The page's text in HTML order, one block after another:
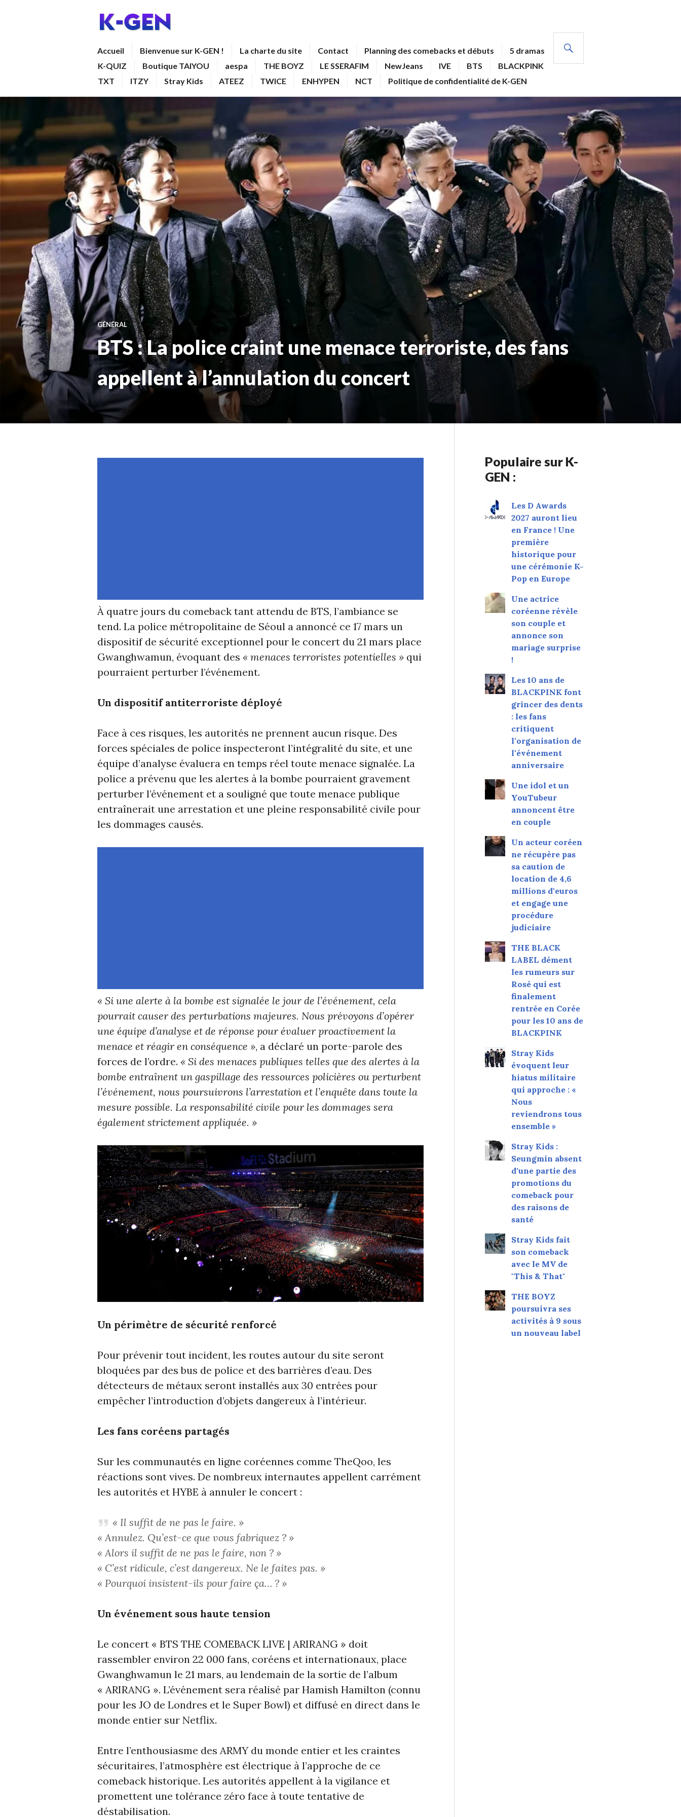
Accueil Bienvenue sur K-GEN ! La charte du site Contact Planning des comebacks et débuts
5 dramas
K-QUIZ
Boutique TAIYOU aespa THE BOYZ LE SSERAFIM NewJeans IVE BTS
BLACKPINK
TXT
ITZY Stray Kids ATEEZ TWICE ENHYPEN NCT Politique de confidentialité de K-GEN
GÉNÉRAL
BTS : La police craint une menace terroriste, des fans
appellent à l’annulation du concert
À quatre jours du comeback tant attendu de BTS, l’ambiance se
tend. La police métropolitaine de Séoul a annoncé ce 17 mars un
dispositif de sécurité exceptionnel pour le concert du 21 mars place
Gwanghwamun, évoquant des « menaces terroristes potentielles » qui
pourraient perturber l’événement.
Un dispositif antiterroriste déployé
Face à ces risques, les autorités ne prennent aucun risque. Des
forces spéciales de police inspecteront l’intégralité du site, et une
équipe d’analyse évaluera en temps réel toute menace signalée. La
police a prévenu que les alertes à la bombe pourraient gravement
perturber l’événement et a souligné que toute menace publique
entraînerait une arrestation et une pleine responsabilité civile pour
les dommages causés.
« Si une alerte à la bombe est signalée le jour de l’événement, cela
pourrait causer des perturbations majeures. Nous prévoyons d’opérer
une équipe d’analyse et de réponse pour évaluer proactivement la
menace et réagir en conséquence », a déclaré un porte-parole des
forces de l’ordre. « Si des menaces publiques telles que des alertes à la
bombe entraînent un gaspillage des ressources policières ou perturbent
l’événement, nous poursuivrons l’arrestation et l’enquête dans toute la
mesure possible. La responsabilité civile pour les dommages sera
également strictement appliquée. »
Un périmètre de sécurité renforcé
Pour prévenir tout incident, les routes autour du site seront
bloquées par des bus de police et des barrières d’eau. Des
détecteurs de métaux seront installés aux 30 entrées pour
empêcher l’introduction d’objets dangereux à l’intérieur.
Les fans coréens partagés
Sur les communautés en ligne coréennes comme TheQoo, les
réactions sont vives. De nombreux internautes appellent carrément
les autorités et HYBE à annuler le concert :
« Il suffit de ne pas le faire. »
« Annulez. Qu’est-ce que vous fabriquez ? »
« Alors il suffit de ne pas le faire, non ? »
« C’est ridicule, c’est dangereux. Ne le faites pas. »
« Pourquoi insistent-ils pour faire ça… ? »
Un événement sous haute tension
Le concert « BTS THE COMEBACK LIVE | ARIRANG » doit
rassembler environ 22 000 fans, coréens et internationaux, place
Gwanghwamun le 21 mars, au lendemain de la sortie de l’album
« ARIRANG ». L’événement sera réalisé par Hamish Hamilton (connu
pour les JO de Londres et le Super Bowl) et diffusé en direct dans le
monde entier sur Netflix.
Entre l’enthousiasme des ARMY du monde entier et les craintes
sécuritaires, l’atmosphère est électrique à l’approche de ce
comeback historique. Les autorités appellent à la vigilance et
promettent une tolérance zéro face à toute tentative de
déstabilisation.
Populaire sur K-
GEN :
Les D Awards
2027 auront lieu
en France ! Une
première
historique pour
une cérémonie K-
Pop en Europe
Une actrice
coréenne révèle
son couple et
annonce son
mariage surprise
!
Les 10 ans de
BLACKPINK font
grincer des dents
: les fans
critiquent
l'organisation de
l'événement
anniversaire
Une idol et un
YouTubeur
annoncent être
en couple
Un acteur coréen
ne récupère pas
sa caution de
location de 4,6
millions d'euros
et engage une
procédure
judiciaire
THE BLACK
LABEL dément
les rumeurs sur
Rosé qui est
finalement
rentrée en Corée
pour les 10 ans de
BLACKPINK
Stray Kids
évoquent leur
hiatus militaire
qui approche : «
Nous
reviendrons tous
ensemble »
Stray Kids :
Seungmin absent
d'une partie des
promotions du
comeback pour
des raisons de
santé
Stray Kids fait
son comeback
avec le MV de
"This & That"
THE BOYZ
poursuivra ses
activités à 9 sous
un nouveau label